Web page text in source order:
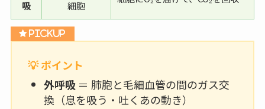
吸
細胞
💡 ポイント
外呼吸＝ 肺胞と毛細血管の間のガス交
換（息を吸う・吐くあの動き）